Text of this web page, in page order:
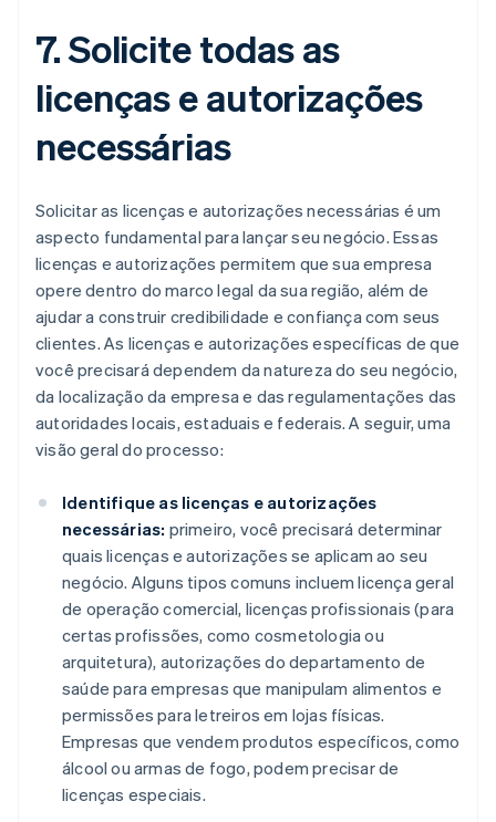
7. Solicite todas as
licenças e autorizações
necessárias
Solicitar as licenças e autorizações necessárias é um
aspecto fundamental para lançar seu negócio. Essas
licenças e autorizações permitem que sua empresa
opere dentro do marco legal da sua região, além de
ajudar a construir credibilidade e confiança com seus
clientes. As licenças e autorizações específicas de que
você precisará dependem da natureza do seu negócio,
da localização da empresa e das regulamentações das
autoridades locais, estaduais e federais. A seguir, uma
visão geral do processo:
Identifique as licenças e autorizações
necessárias: primeiro, você precisará determinar
quais licenças e autorizações se aplicam ao seu
negócio. Alguns tipos comuns incluem licença geral
de operação comercial, licenças profissionais (para
certas profissões, como cosmetologia ou
arquitetura), autorizações do departamento de
saúde para empresas que manipulam alimentos e
permissões para letreiros em lojas físicas.
Empresas que vendem produtos específicos, como
álcool ou armas de fogo, podem precisar de
licenças especiais.